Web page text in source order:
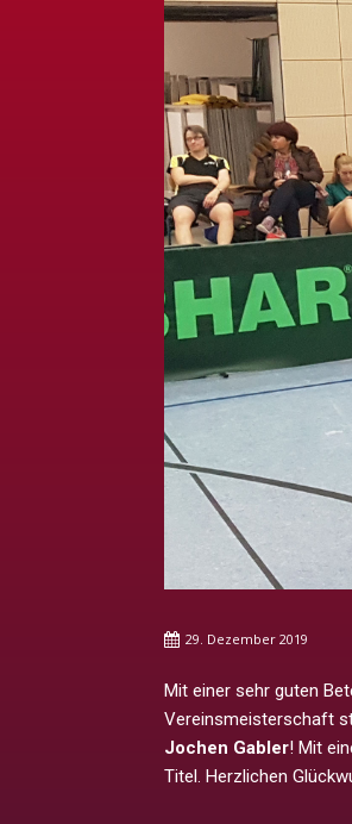
29. Dezember 2019
Mit einer sehr guten
Vereinsmeisterschaft
Jochen Gabler! Mit
Titel. Herzlichen